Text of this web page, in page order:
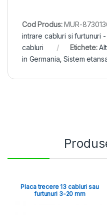
Cod Produs:MUR-
intrare cabluri si furtunuri -
cabluri
Etichete:
in Germania,Sistem
Placa trecere 13 cabluri sau
furtunuri 3-20 mm